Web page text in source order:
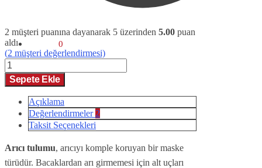
0
2 müşteri puanına dayanarak 5 üzerinden 5.00 puan
aldı
(2 müşteri değerlendirmesi)
Arıcı
Tulumu
adet
Sepete Ekle
Açıklama
Değerlendirmeler 2
Taksit Seçenekleri
Arıcı tulumu, arıcıyı komple koruyan bir maske
türüdür. Bacaklardan arı girmemesi için alt uçları